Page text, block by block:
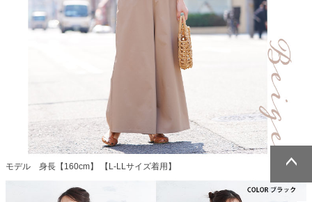
モデル 身長【160cm】 【L-LLサイズ着用】
ページトッ
ページトッ